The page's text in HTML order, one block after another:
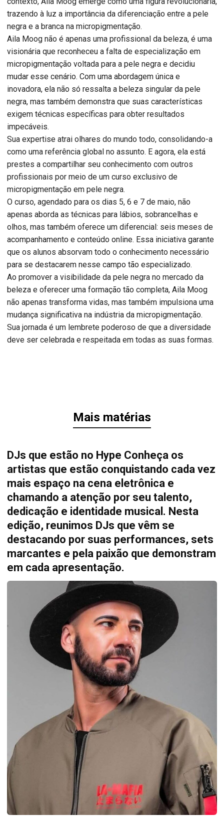
trazendo à luz a importância da diferenciação entre a pele
negra e a branca na micropigmentação.
Aila Moog não é apenas uma profissional da beleza, é uma
visionária que reconheceu a falta de especialização em
micropigmentação voltada para a pele negra e decidiu
mudar esse cenário. Com uma abordagem única e
inovadora, ela não só ressalta a beleza singular da pele
negra, mas também demonstra que suas características
exigem técnicas específicas para obter resultados
impecáveis.
Sua expertise atrai olhares do mundo todo, consolidando-a
como uma referência global no assunto. E agora, ela está
prestes a compartilhar seu conhecimento com outros
profissionais por meio de um curso exclusivo de
micropigmentação em pele negra.
O curso, agendado para os dias 5, 6 e 7 de maio, não
apenas aborda as técnicas para lábios, sobrancelhas e
olhos, mas também oferece um diferencial: seis meses de
acompanhamento e conteúdo online. Essa iniciativa garante
que os alunos absorvam todo o conhecimento necessário
para se destacarem nesse campo tão especializado.
Ao promover a visibilidade da pele negra no mercado da
beleza e oferecer uma formação tão completa, Aila Moog
não apenas transforma vidas, mas também impulsiona uma
mudança significativa na indústria da micropigmentação.
Sua jornada é um lembrete poderoso de que a diversidade
deve ser celebrada e respeitada em todas as suas formas.
Mais matérias
DJs que estão no Hype Conheça os
artistas que estão conquistando cada vez
mais espaço na cena eletrônica e
chamando a atenção por seu talento,
dedicação e identidade musical. Nesta
edição, reunimos DJs que vêm se
destacando por suas performances, sets
marcantes e pela paixão que demonstram
em cada apresentação.